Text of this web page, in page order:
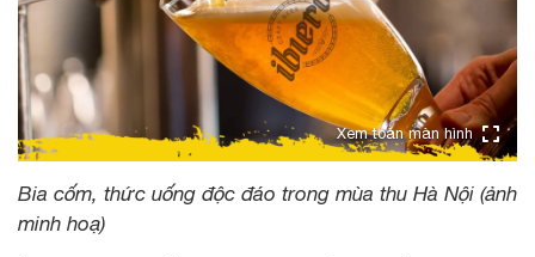
Xem toàn màn hình
Bia cốm, thức uống độc đáo trong mùa thu Hà Nội (ảnh
minh hoạ)